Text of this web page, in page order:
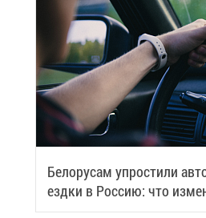
Бе­ло­ру­сам упро­сти­ли
езд­ки в Рос­сию: что